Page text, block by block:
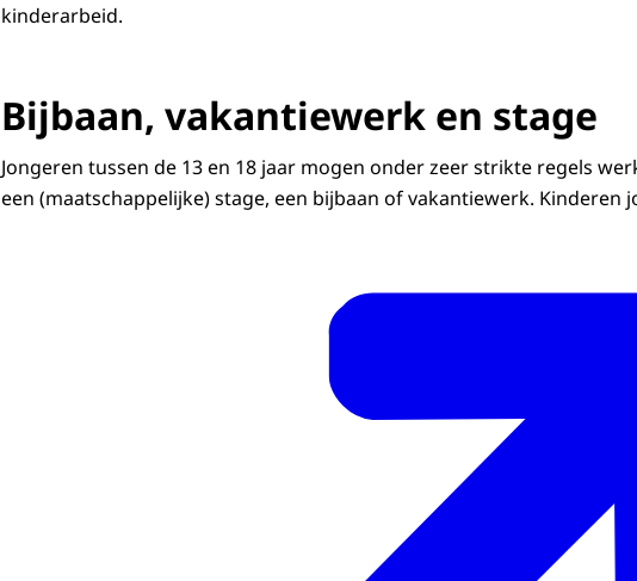
kinderarbeid.
Bijbaan, vakantiewerk en stage
Jongeren tussen de 13 en 18 jaar mogen onder zeer strikte regels
een (maatschappelijke) stage, een bijbaan of vakantiewerk. Kinderen